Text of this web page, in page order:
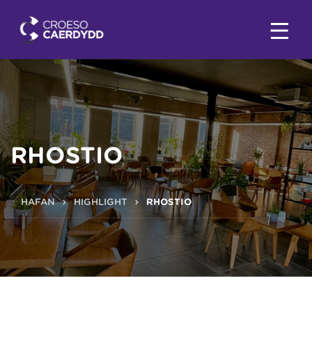
RHOSTIO
HAFAN HIGHLIGHT RHOSTIO